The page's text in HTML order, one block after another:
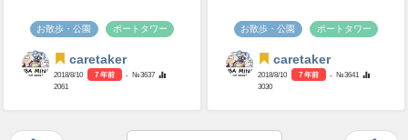
お散歩・公園 ポートタワー
caretaker
2018/8/10 7 年前
- №3637
2061
お散歩・公園 ポートタワー
caretaker
2018/8/10 7 年前
- №3641
3030